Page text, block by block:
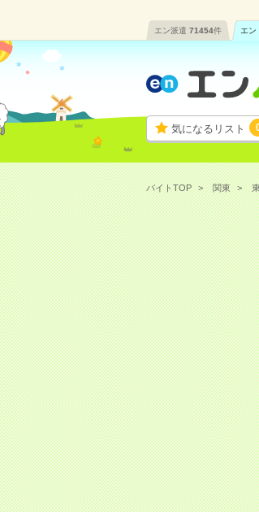
エン派遣 71454件 エン
気になるリスト
バイトTOP 関東